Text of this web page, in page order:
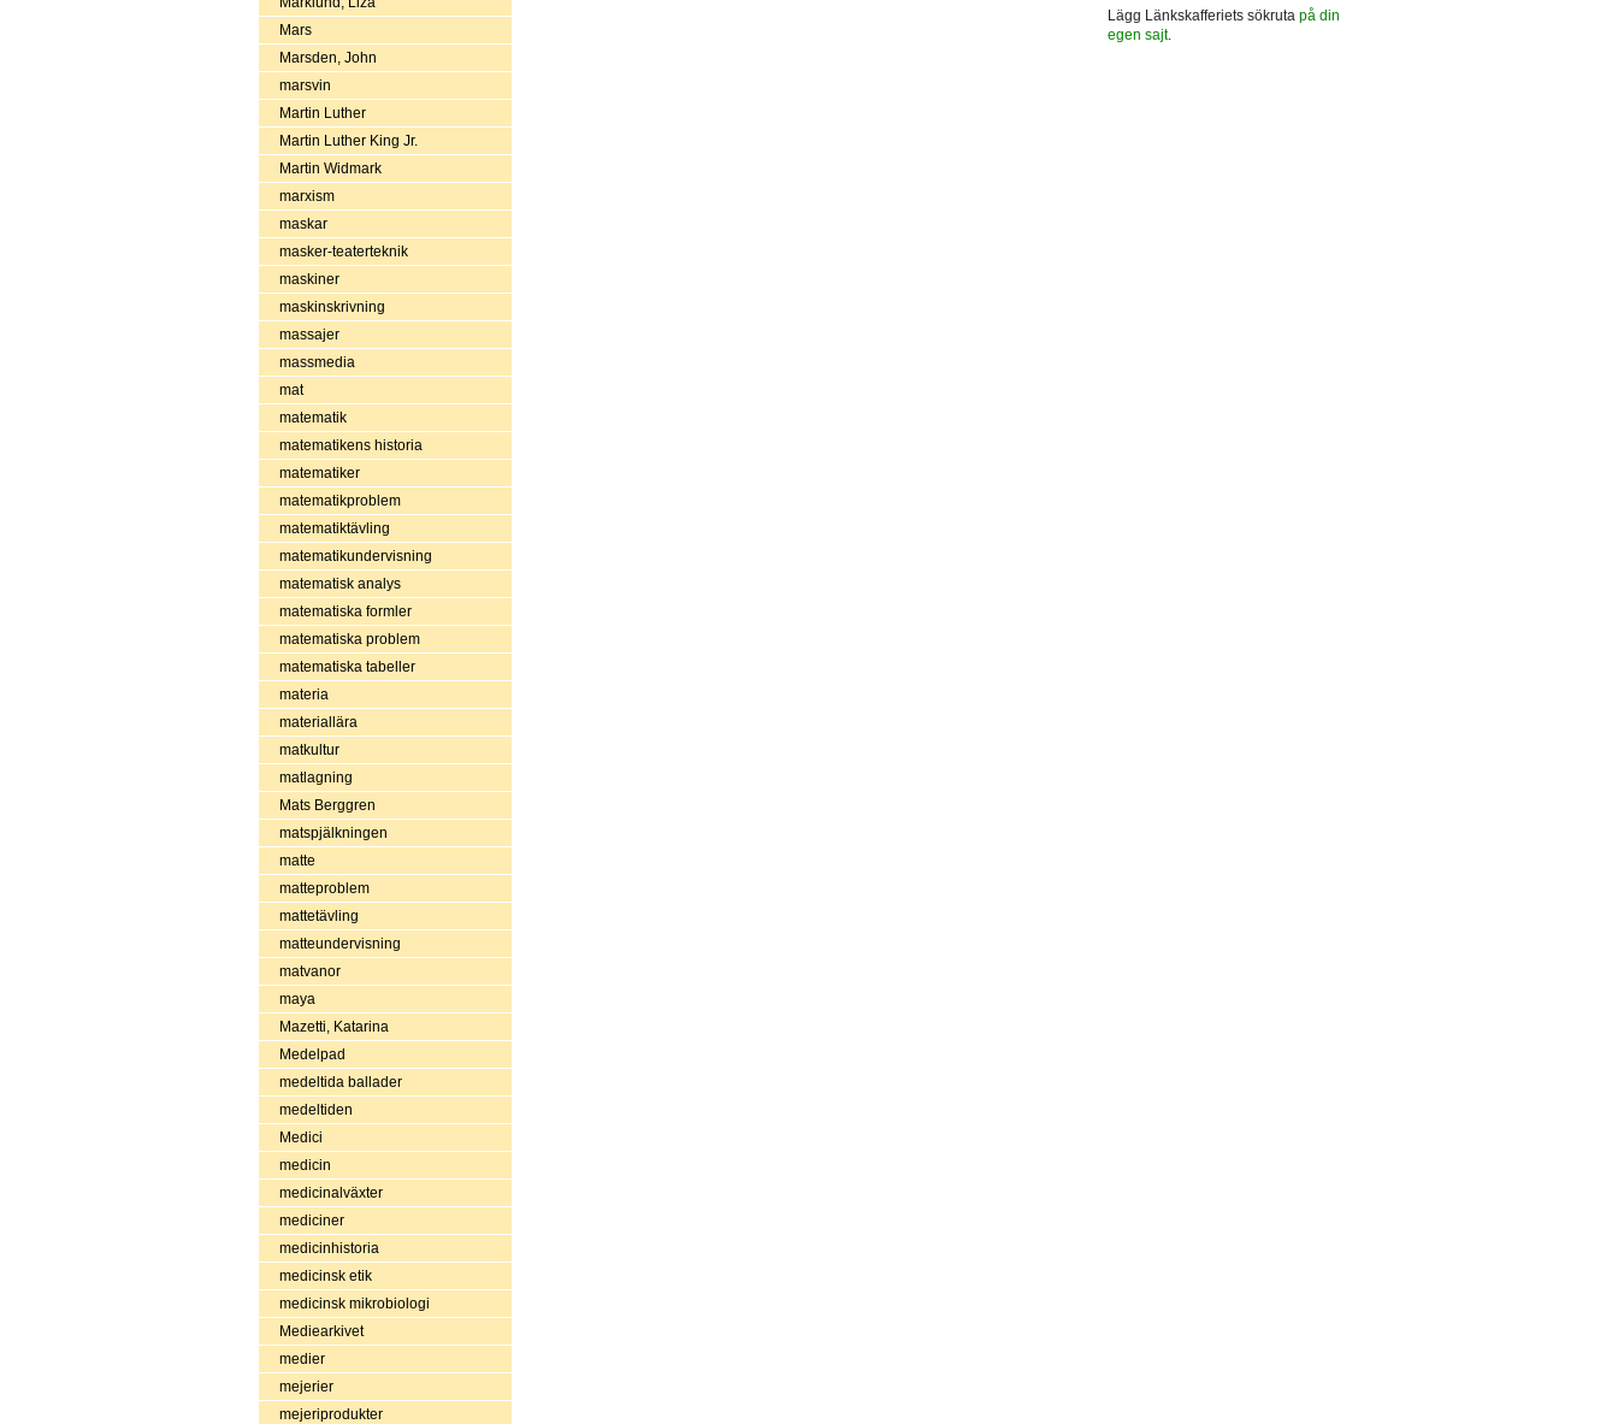
Mars
Marsden, John
marsvin
Martin Luther
Martin Luther King Jr.
Martin Widmark
marxism
maskar
masker-teaterteknik
maskiner
maskinskrivning
massajer
massmedia
mat
matematik
matematikens historia
matematiker
matematikproblem
matematiktävling
matematikundervisning
matematisk analys
matematiska formler
matematiska problem
matematiska tabeller
materia
materiallära
matkultur
matlagning
Mats Berggren
matspjälkningen
matte
matteproblem
mattetävling
matteundervisning
matvanor
maya
Mazetti, Katarina
Medelpad
medeltida ballader
medeltiden
Medici
medicin
medicinalväxter
mediciner
medicinhistoria
medicinsk etik
medicinsk mikrobiologi
Mediearkivet
medier
mejerier
mejeriprodukter
Lägg Länkskafferiets sökruta på din
egen sajt.